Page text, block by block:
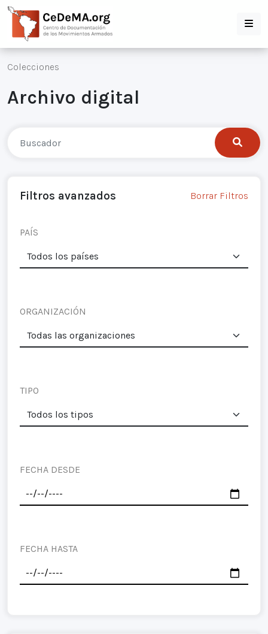
Colecciones
Archivo digital
Filtros avanzados Borrar Filtros
PAÍS
ORGANIZACIÓN
TIPO
FECHA DESDE
FECHA HASTA